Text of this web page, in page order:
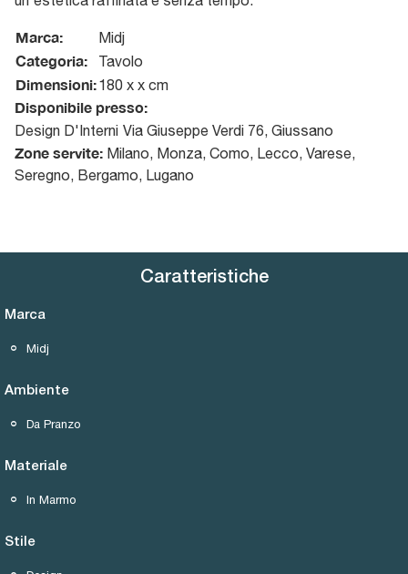
Marca: Midj
Categoria: Tavolo
Dimensioni:180 x x cm
Disponibile presso:
Design D'Interni Via Giuseppe Verdi 76, Giussano
Zone servite: Milano, Monza, Como, Lecco, Varese,
Seregno, Bergamo, Lugano
Caratteristiche
Marca
Midj
Ambiente
Da Pranzo
Materiale
In Marmo
Stile